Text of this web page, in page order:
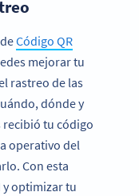
Código QR
mejorar tu
rastreo de las
dónde y
recibió tu código
operativo del
Con esta
y optimizar tu